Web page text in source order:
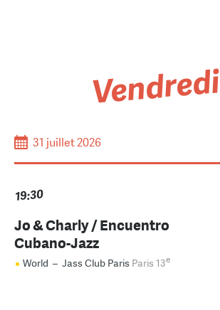
Vendredi
31 juillet 2026
19:30
Jo & Charly / Encuentro
Cubano-Jazz
World – Jass Club Paris Paris 13e